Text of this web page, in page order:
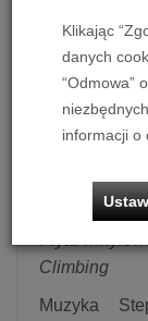
Climbing
Muzyka
Klikając
danych
“Odmowa”
informacji o